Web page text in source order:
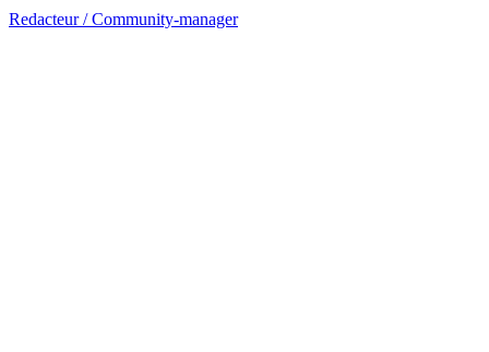
Redacteur / Community-manager